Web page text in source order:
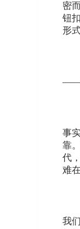
密
钮
形
——
事
靠
代
难
我